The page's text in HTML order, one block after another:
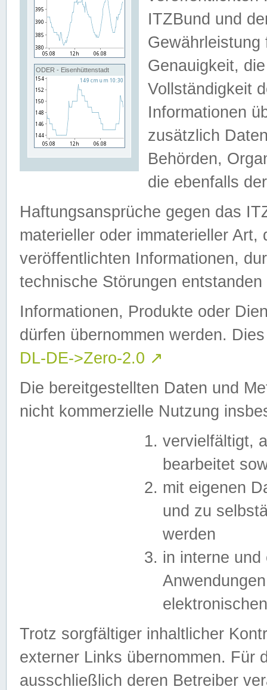
ODER - Eisenhüttenstadt
ITZBund und
Genauigkeit,
Vollständigkeit
Informationen
zusätzlich
Behörden,
die ebenfalls
Haftungsansprüche gegen das
materieller oder immaterieller
veröffentlichten Informationen,
technische Störungen
Informationen, Produkte oder
dürfen übernommen werden.
DL-DE->Zero-2.0 ↗
Die bereitgestellten Daten und
nicht kommerzielle Nutzung
vervielfältigt,
bearbeitet
mit eigenen
und zu
werden
in interne
Trotz sorgfältiger inhaltlicher
externer Links übernommen. Für
ausschließlich deren Betreiber